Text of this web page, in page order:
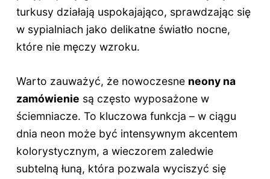
turkusy działają uspokajająco, sprawdzając się
w sypialniach jako delikatne światło nocne,
które nie męczy wzroku.
Warto zauważyć, że nowoczesne neony na
zamówienie są często wyposażone w
ściemniacze. To kluczowa funkcja – w ciągu
dnia neon może być intensywnym akcentem
kolorystycznym, a wieczorem zaledwie
subtelną łuną, która pozwala wyciszyć się